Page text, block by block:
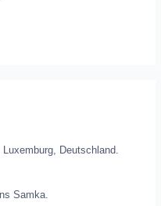
Deutschland.
Samka.